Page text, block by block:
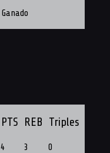
Ganado
PTS REB Triples
4 3 0